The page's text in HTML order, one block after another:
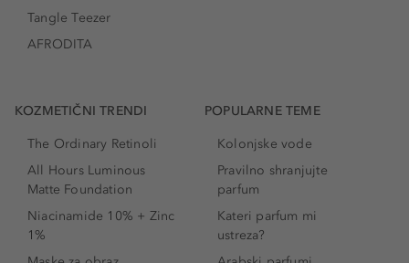
Tangle Teezer
AFRODITA
KOZMETIČNI TRENDI
The Ordinary Retinoli
All Hours Luminous
Matte Foundation
Niacinamide 10% + Zinc
1%
POPULARNE TEME
Kolonjske vode
Pravilno shranjujte
parfum
Kateri parfum mi
ustreza?